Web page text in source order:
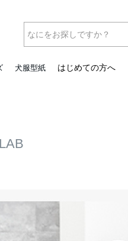
犬服型紙 はじめての方へ